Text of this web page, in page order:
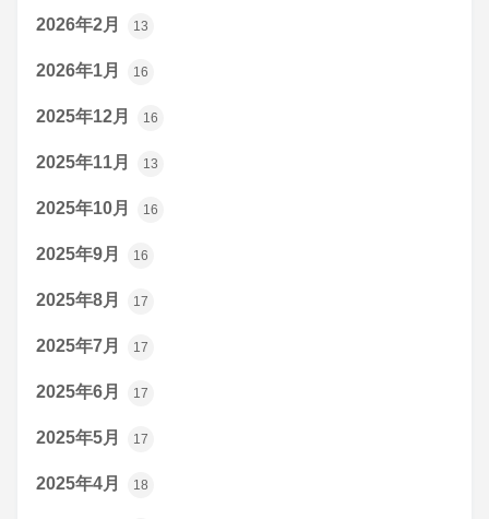
2026年2月 13
2026年1月 16
2025年12月 16
2025年11月 13
2025年10月 16
2025年9月 16
2025年8月 17
2025年7月 17
2025年6月 17
2025年5月 17
2025年4月 18